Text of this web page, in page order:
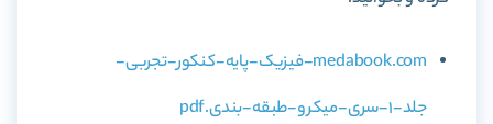
medabook.com-فیزیک-پایه-کنکور-تجربی-
جلد-1-سری-میکرو-طبقه-بندی.pdf